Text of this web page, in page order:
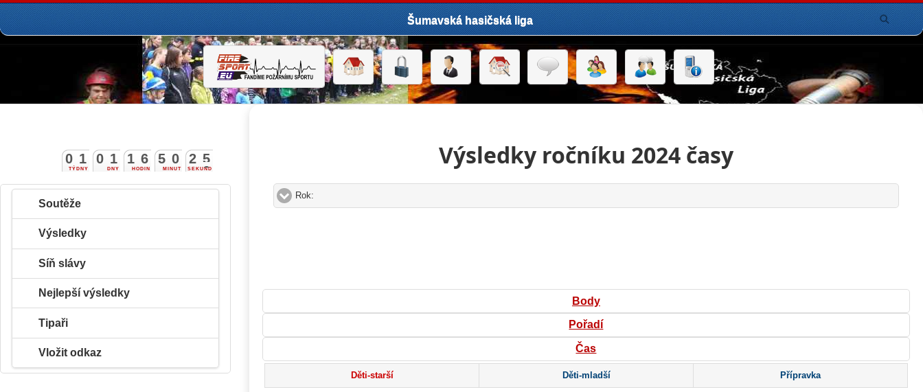
Šumavská hasičská liga
Výsledky ročníku 2024 časy
Rok:
Body
Pořadí
Čas
Děti-starší Děti-mladší Přípravka
TÝDNY
0 1
DNY
0 1
HODIN
1 6
MINUT
5 0
SEKUND
2 5
Soutěže
Výsledky
Síň slávy
Nejlepší výsledky
Tipaři
Vložit odkaz